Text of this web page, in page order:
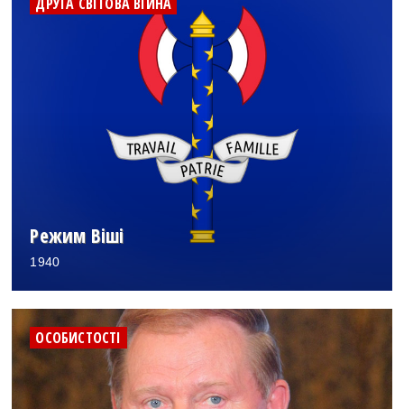
Режим Віші
1940
ОСОБИСТОСТІ